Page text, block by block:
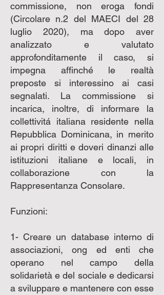
commissione, non eroga fondi
(Circolare n.2 del MAECI del 28
luglio 2020), ma dopo aver
analizzato e valutato
approfonditamente il caso, si
impegna affinché le realtà
preposte si interessino ai casi
segnalati. La commissione si
incarica, inoltre, di informare la
collettivitá italiana residente nella
Repubblica Dominicana, in merito
ai propri diritti e doveri dinanzi alle
istituzioni italiane e locali, in
collaborazione con la
Rappresentanza Consolare.
Funzioni:
1- Creare un database interno di
associazioni, ong ed enti che
operano nel campo della
solidarietà e del sociale e dedicarsi
a sviluppare e mantenere con esse